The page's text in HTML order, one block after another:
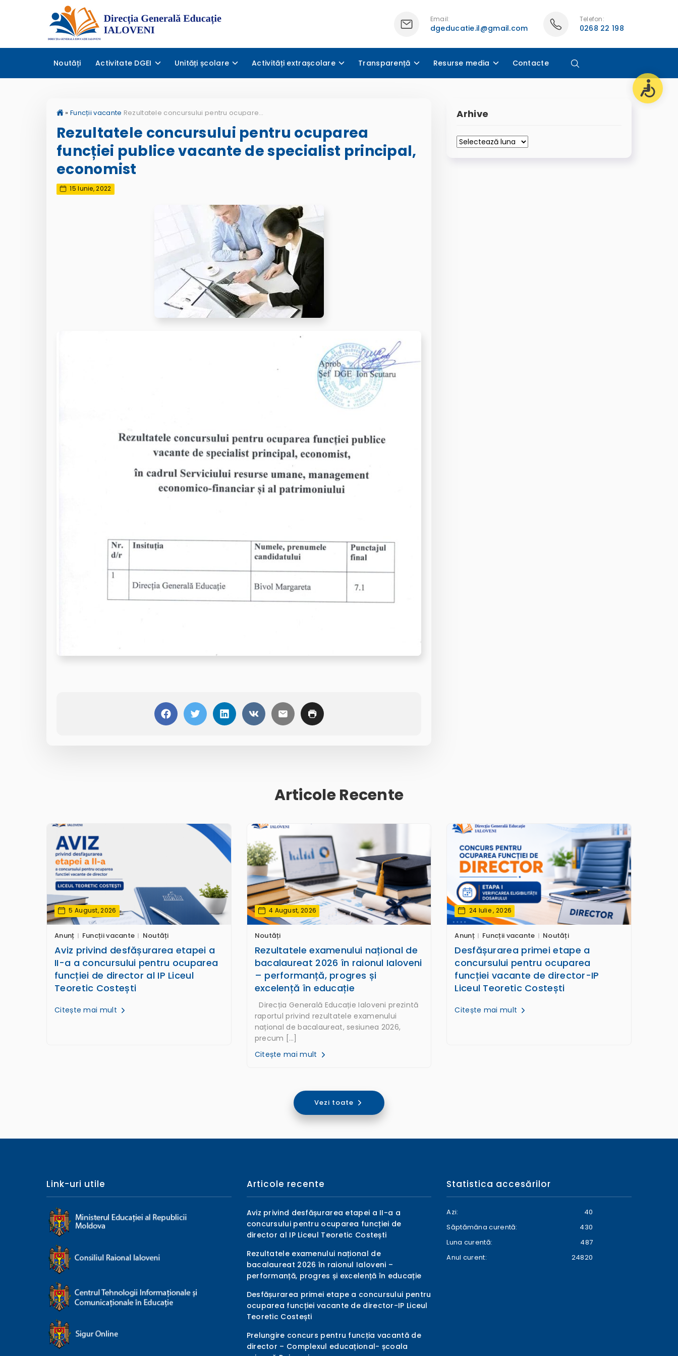
Email:
dgeducatie.il@gmail.com
Telefon:
0268 22 198
Noutăți Activitate DGEI Unități școlare Activități extrașcolare Transparență Resurse media Contacte
» Funcții vacante Rezultatele concursului pentru ocuparea funcției publice vacante de specialist principal, economist
Rezultatele concursului pentru ocuparea
funcției publice vacante de specialist principal,
economist
15 Iunie, 2022
Arhive
Arhive
Articole Recente
5 August, 2026
Anunț Funcții vacante Noutăți
Aviz privind desfășurarea etapei a
II-a a concursului pentru ocuparea
funcției de director al IP Liceul
Teoretic Costești
Citește mai mult
4 August, 2026
Noutăți
Rezultatele examenului național de
bacalaureat 2026 în raionul Ialoveni
– performanță, progres și
excelență în educație
Direcția Generală Educație Ialoveni prezintă
raportul privind rezultatele examenului
național de bacalaureat, sesiunea 2026,
precum […]
Citește mai mult
24 Iulie , 2026
Anunț Funcții vacante Noutăți
Desfășurarea primei etape a
concursului pentru ocuparea
funcției vacante de director-IP
Liceul Teoretic Costești
Citește mai mult
Vezi toate
Link-uri utile Articole recente
Aviz privind desfășurarea etapei a II-a a
concursului pentru ocuparea funcției de
director al IP Liceul Teoretic Costești
Rezultatele examenului național de
bacalaureat 2026 în raionul Ialoveni –
performanță, progres și excelență în educație
Desfășurarea primei etape a concursului pentru
ocuparea funcției vacante de director-IP Liceul
Teoretic Costești
Prelungire concurs pentru funcția vacantă de
director – Complexul educațional- școala
Statistica accesărilor
Azi:
40
Săptămâna curentă:
430
Luna curentă:
487
Anul curent:
24820